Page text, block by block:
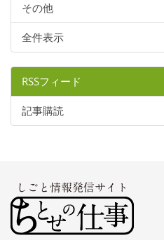
その他
全件表示
RSSフィード
記事購読